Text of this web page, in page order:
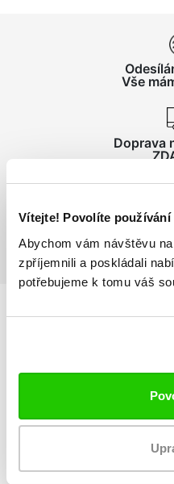
Vítejte! Povolíte
Abychom vám návštěvu
zpříjemnili a poskládali
potřebujeme k tomu váš
Vše
Doprava
fotbalový míč s
doporučeno pro
ootisklé logem Omini